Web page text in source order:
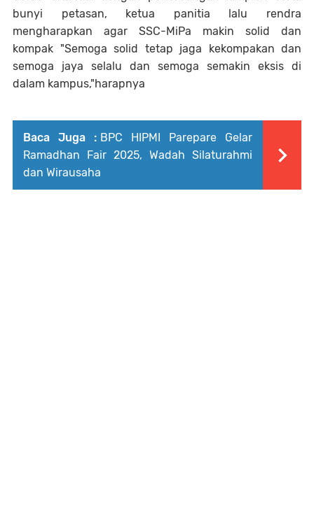
bunyi petasan, ketua panitia lalu rendra
mengharapkan agar SSC-MiPa makin solid dan
kompak "Semoga solid tetap jaga kekompakan dan
semoga jaya selalu dan semoga semakin eksis di
dalam kampus,"harapnya
Baca Juga : BPC HIPMI Parepare Gelar
Ramadhan Fair 2025, Wadah Silaturahmi
dan Wirausaha